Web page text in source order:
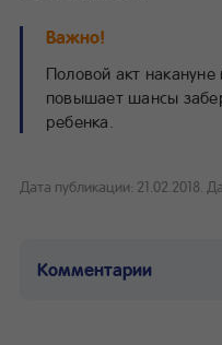
Важно!
Половой акт
повышает шансы
ребенка.
Дата публикации: 21.02.2018.
Комментарии